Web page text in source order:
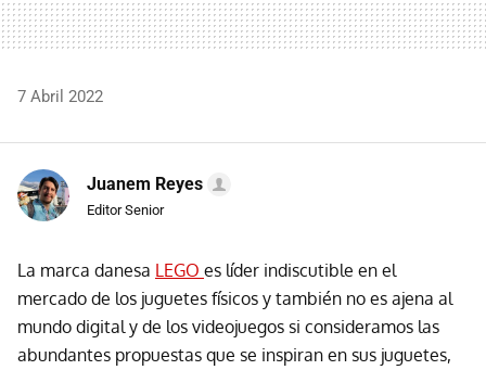
7 Abril 2022
Juanem Reyes
Editor Senior
La marca danesa LEGO es líder indiscutible en el
mercado de los juguetes físicos y también no es ajena al
mundo digital y de los videojuegos si consideramos las
abundantes propuestas que se inspiran en sus juguetes,